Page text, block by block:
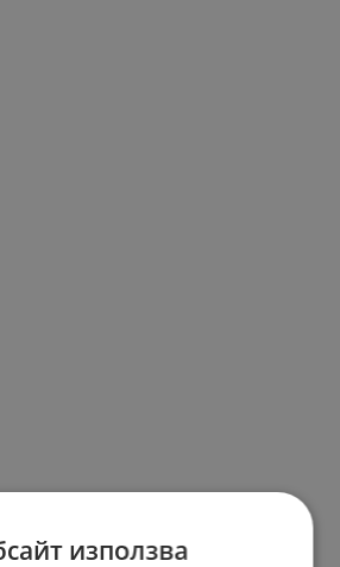
използва